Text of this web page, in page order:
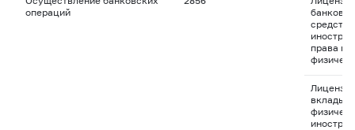
операций
права
вклады